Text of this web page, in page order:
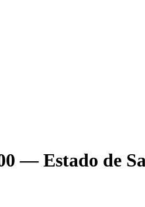
—Estado de